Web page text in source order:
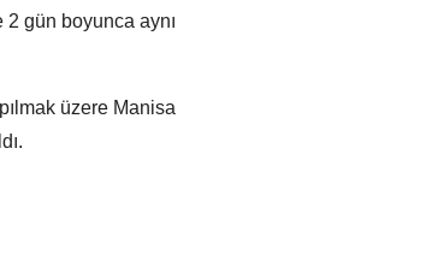
gün boyunca aynı
üzere Manisa